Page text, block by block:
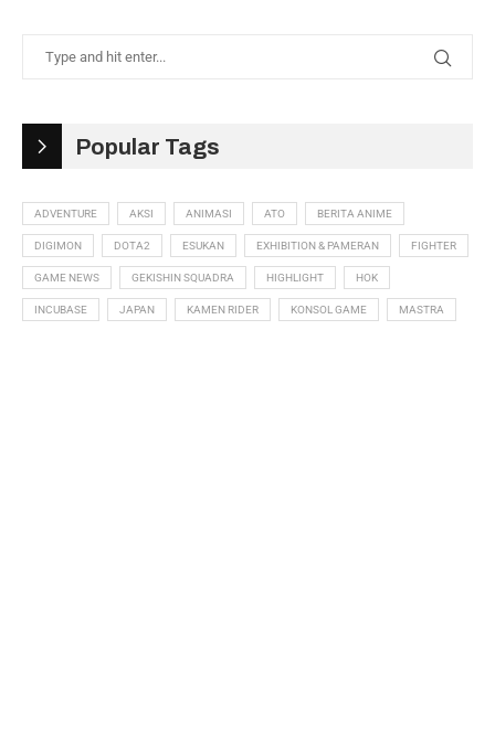
Popular Tags
ADVENTURE
DIGIMON DOTA2 ESUKAN
INCUBASE JAPAN KAMEN RIDER KONSOL GAME
MLBB MOBA MOBILE GAME MPL MY NINTENDO SWITCH 2
PANDUAN PATCH PC GAME PERTANDINGAN
PLAYSTATION PROMOSI TOPUP RAGNAROK REVIEWS SIM